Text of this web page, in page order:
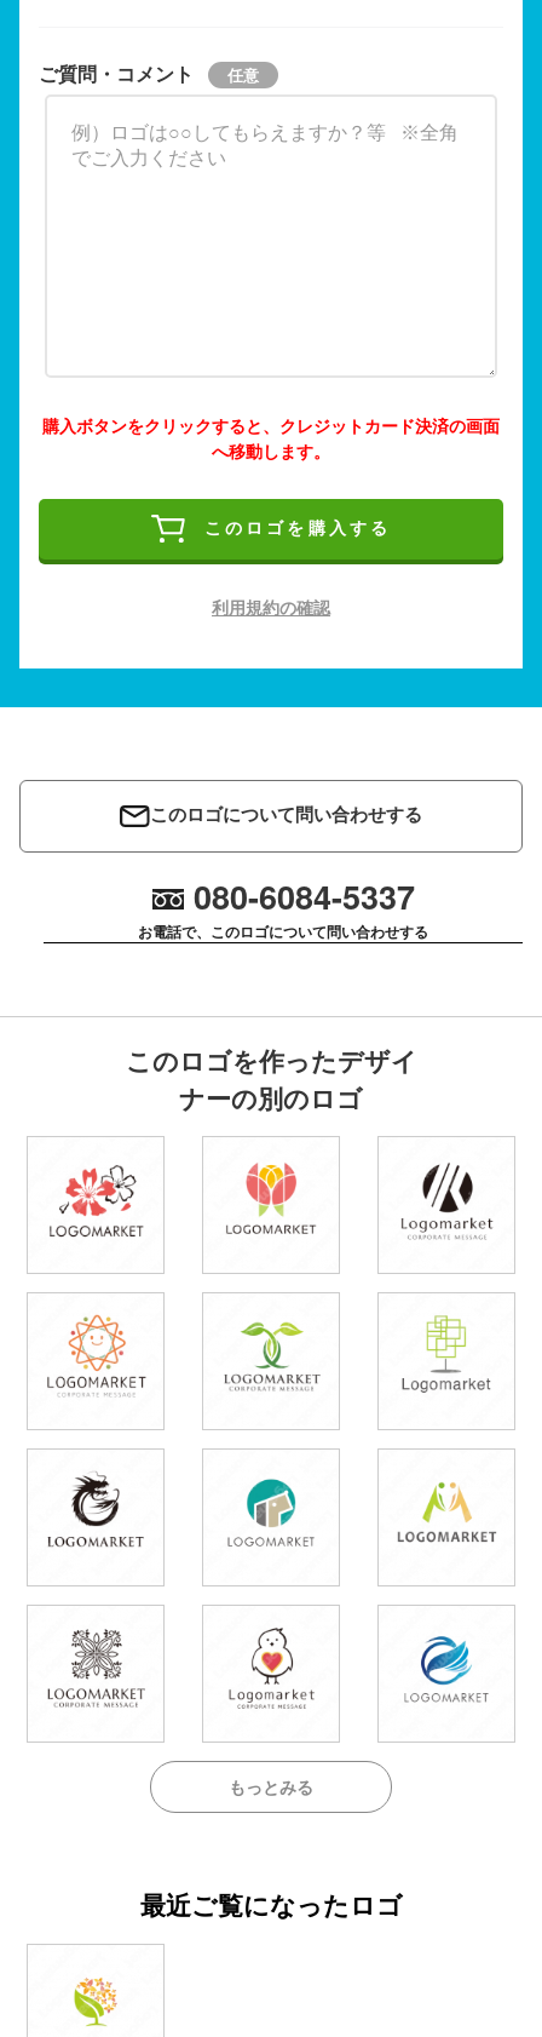
ご質問・コメント
購入ボタンをクリックすると、クレジットカード決済の画面
へ移動します。
このロゴを購入する
利用規約の確認
このロゴについて問い合わせする
080-6084-5337
お電話で、このロゴについて問い合わせする
このロゴを作ったデザイ
ナーの別のロゴ
もっとみる
最近ご覧になったロゴ